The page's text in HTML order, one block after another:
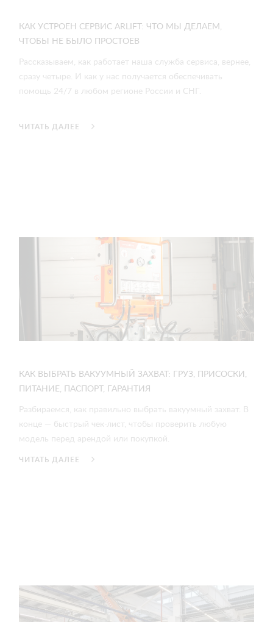
КАК УСТРОЕН СЕРВИС ARLIFT: ЧТО МЫ ДЕЛАЕМ,
ЧТОБЫ НЕ БЫЛО ПРОСТОЕВ
Рассказываем, как работает наша служба сервиса, вернее,
сразу четыре. И как у нас получается обеспечивать
помощь 24/7 в любом регионе России и СНГ.
ЧИТАТЬ ДАЛЕЕ
КАК ВЫБРАТЬ ВАКУУМНЫЙ ЗАХВАТ: ГРУЗ, ПРИСОСКИ,
ПИТАНИЕ, ПАСПОРТ, ГАРАНТИЯ
Разбираемся, как правильно выбрать вакуумный захват. В
конце — быстрый чек-лист, чтобы проверить любую
модель перед арендой или покупкой.
ЧИТАТЬ ДАЛЕЕ